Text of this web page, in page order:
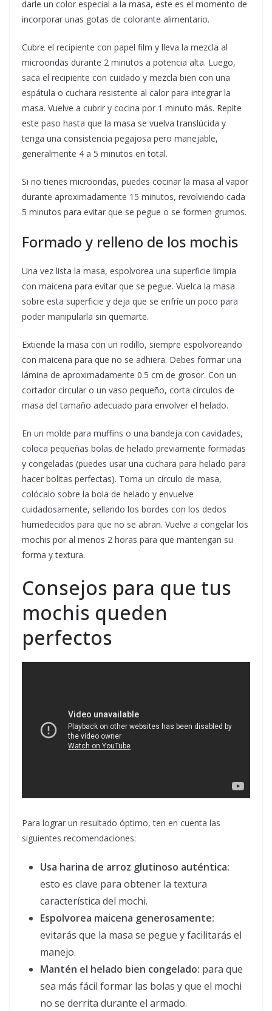
darle un color especial a la masa, este es el momento de
incorporar unas gotas de colorante alimentario.
Cubre el recipiente con papel film y lleva la mezcla al
microondas durante 2 minutos a potencia alta. Luego,
saca el recipiente con cuidado y mezcla bien con una
espátula o cuchara resistente al calor para integrar la
masa. Vuelve a cubrir y cocina por 1 minuto más. Repite
este paso hasta que la masa se vuelva translúcida y
tenga una consistencia pegajosa pero manejable,
generalmente 4 a 5 minutos en total.
Si no tienes microondas, puedes cocinar la masa al vapor
durante aproximadamente 15 minutos, revolviendo cada
5 minutos para evitar que se pegue o se formen grumos.
Formado y relleno de los mochis
Una vez lista la masa, espolvorea una superficie limpia
con maicena para evitar que se pegue. Vuelca la masa
sobre esta superficie y deja que se enfríe un poco para
poder manipularla sin quemarte.
Extiende la masa con un rodillo, siempre espolvoreando
con maicena para que no se adhiera. Debes formar una
lámina de aproximadamente 0.5 cm de grosor. Con un
cortador circular o un vaso pequeño, corta círculos de
masa del tamaño adecuado para envolver el helado.
En un molde para muffins o una bandeja con cavidades,
coloca pequeñas bolas de helado previamente formadas
y congeladas (puedes usar una cuchara para helado para
hacer bolitas perfectas). Toma un círculo de masa,
colócalo sobre la bola de helado y envuelve
cuidadosamente, sellando los bordes con los dedos
humedecidos para que no se abran. Vuelve a congelar los
mochis por al menos 2 horas para que mantengan su
forma y textura.
Consejos para que tus
mochis queden
perfectos
Para lograr un resultado óptimo, ten en cuenta las
siguientes recomendaciones:
Usa harina de arroz glutinoso auténtica:
esto es clave para obtener la textura
característica del mochi.
Espolvorea maicena generosamente:
evitarás que la masa se pegue y facilitarás el
manejo.
Mantén el helado bien congelado: para que
sea más fácil formar las bolas y que el mochi
no se derrita durante el armado.